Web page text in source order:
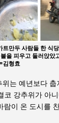
트만두 사람들 한 식
을 피우고 둘러앉았
김형효
는 예년보다
코 강추위가 아
람이 온 도시를